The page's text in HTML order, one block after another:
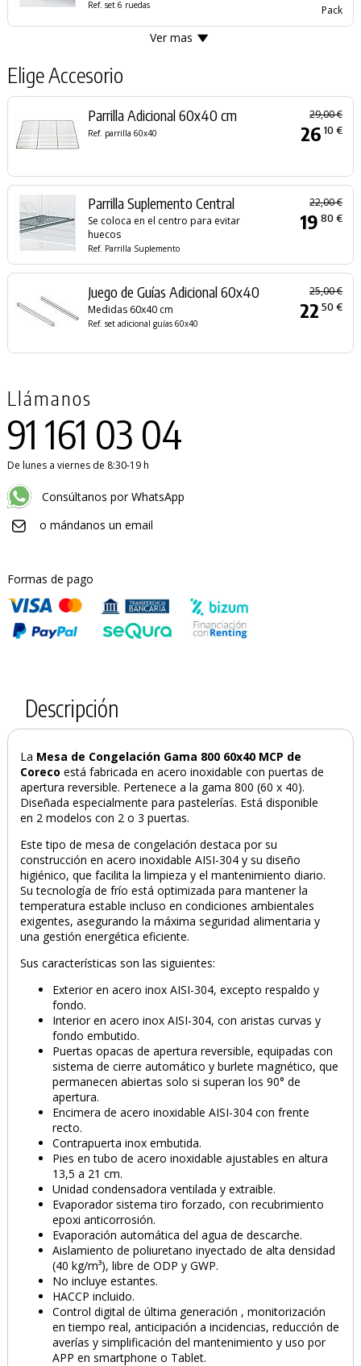
Ref. set 6 ruedas
Pack
Ver mas
Elige Accesorio
Parrilla Adicional 60x40 cm
Ref. parrilla 60x40
29,00 €
26 10 €
Parrilla Suplemento Central
Se coloca en el centro para evitar
huecos
Ref. Parrilla Suplemento
22,00 €
19 80 €
Juego de Guías Adicional 60x40
Medidas 60x40 cm
Ref. set adicional guías 60x40
25,00 €
22 50 €
Llámanos
91 161 03 04
De lunes a viernes de 8:30-19 h
Consúltanos por WhatsApp
o mándanos un email
Formas de pago
Descripción
La Mesa de Congelación Gama 800 60x40 MCP de
Coreco está fabricada en acero inoxidable con puertas de
apertura reversible. Pertenece a la gama 800 (60 x 40).
Diseñada especialmente para pastelerías. Está disponible
en 2 modelos con 2 o 3 puertas.
Este tipo de mesa de congelación destaca por su
construcción en acero inoxidable AISI-304 y su diseño
higiénico, que facilita la limpieza y el mantenimiento diario.
Su tecnología de frío está optimizada para mantener la
temperatura estable incluso en condiciones ambientales
exigentes, asegurando la máxima seguridad alimentaria y
una gestión energética eficiente.
Sus características son las siguientes:
Exterior en acero inox AISI-304, excepto respaldo y
fondo.
Interior en acero inox AISI-304, con aristas curvas y
fondo embutido.
Puertas opacas de apertura reversible, equipadas con
sistema de cierre automático y burlete magnético, que
permanecen abiertas solo si superan los 90° de
apertura.
Encimera de acero inoxidable AISI-304 con frente
recto.
Contrapuerta inox embutida.
Pies en tubo de acero inoxidable ajustables en altura
13,5 a 21 cm.
Unidad condensadora ventilada y extraible.
Evaporador sistema tiro forzado, con recubrimiento
epoxi anticorrosión.
Evaporación automática del agua de descarche.
Aislamiento de poliuretano inyectado de alta densidad
(40 kg/m³), libre de ODP y GWP.
No incluye estantes.
HACCP incluido.
Control digital de última generación , monitorización
en tiempo real, anticipación a incidencias, reducción de
averías y simplificación del mantenimiento y uso por
APP en smartphone o Tablet.